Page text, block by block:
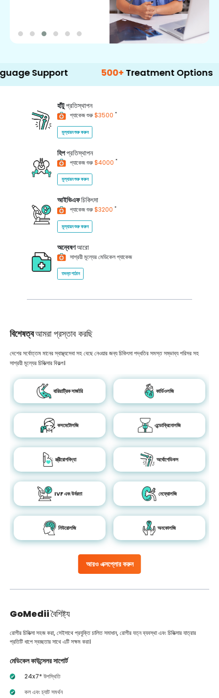
500+ Treatment Options
হাঁটুপ্রতিস্থাপন
প্যাকেজ শুরু$3500 *
মূল্যায়ন শুরু করুন
হিপপ্রতিস্থাপন
প্যাকেজ শুরু$4000 *
মূল্যায়ন শুরু করুন
আইভিএফচিকিৎসা
প্যাকেজ শুরু$3200 *
মূল্যায়ন শুরু করুন
অন্বেষণআরো
সাশ্রয়ী মূল্যের মেডিকেল প্যাকেজ
তদন্ত পাঠান
বিশেষত্বআমরা প্রস্তাব করছি
আরও এক্সপ্লোর করুন
দেশের সর্বোত্তম মানের স্বাস্থ্যসেবা সহ বেছে নেওয়ার জন্য চিকিৎসা পদ্ধতির সমস্ত সম্ভাব্য পরিসর সহ
সাশ্রয়ী মূল্যের চিকিত্সার বিকল্প।
বারিয়াট্রিক সার্জারি কার্ডিওলজি
কসমেটোলজি এন্ডোক্রিনোলজি
স্ত্রীরোগবিদ্যা অর্থোপেডিকস
IVF এবং উর্বরতা নেফ্রোলজি
নিউরোলজি অনকোলজি
GoMediiবৈশিষ্ট্য
রোগীর চিকিত্সা সহজ করা, সেইসাথে প্রযুক্তি চালিত সমাধান, রোগীর যত্ন ব্যবস্থা এবং চিকিত্সার যাত্রার
প্রতিটি ধাপে স্বচ্ছতার সাথে এটি সক্ষম করা।
মেডিকেল কাউন্সেলর সাপোর্ট
24x7* উপস্থিতি
কল এবং চ্যাট সমর্থন